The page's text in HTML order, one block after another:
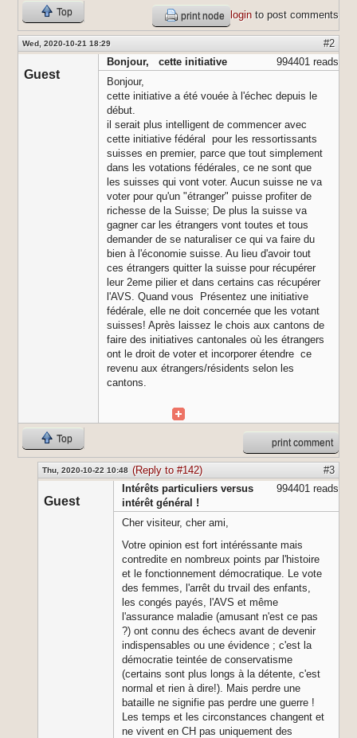
Top print node login to post comments
Wed, 2020-10-21 18:29 #2
Guest
994401 reads
Bonjour, cette initiative
Bonjour,
cette initiative a été vouée à l'échec depuis le
début.
il serait plus intelligent de commencer avec
cette initiative fédéral pour les ressortissants
suisses en premier, parce que tout simplement
dans les votations fédérales, ce ne sont que
les suisses qui vont voter. Aucun suisse ne va
voter pour qu'un "étranger" puisse profiter de
richesse de la Suisse; De plus la suisse va
gagner car les étrangers vont toutes et tous
demander de se naturaliser ce qui va faire du
bien à l'économie suisse. Au lieu d'avoir tout
ces étrangers quitter la suisse pour récupérer
leur 2eme pilier et dans certains cas récupérer
l'AVS. Quand vous Présentez une initiative
fédérale, elle ne doit concernée que les votant
suisses! Après laissez le chois aux cantons de
faire des initiatives cantonales où les étrangers
ont le droit de voter et incorporer étendre ce
revenu aux étrangers/résidents selon les
cantons.
Top print comment
Thu, 2020-10-22 10:48 (Reply to #142) #3
Guest
994401 reads
Intérêts particuliers versus
intérêt général !
Cher visiteur, cher ami,
Votre opinion est fort intéréssante mais
contredite en nombreux points par l'histoire
et le fonctionnement démocratique. Le vote
des femmes, l'arrêt du trvail des enfants,
les congés payés, l'AVS et même
l'assurance maladie (amusant n'est ce pas
?) ont connu des échecs avant de devenir
indispensables ou une évidence ; c'est la
démocratie teintée de conservatisme
(certains sont plus longs à la détente, c'est
normal et rien à dire!). Mais perdre une
bataille ne signifie pas perdre une guerre !
Les temps et les circonstances changent et
ne vivent en CH pas uniquement des